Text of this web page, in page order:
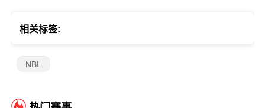
相关标签:
NBL